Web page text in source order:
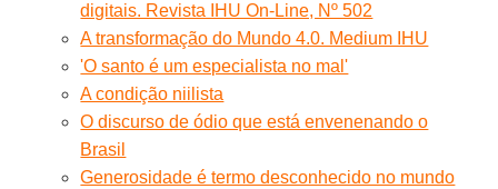
digitais. Revista IHU On-Line, Nº 502
A transformação do Mundo 4.0. Medium IHU
'O santo é um especialista no mal'
A condição niilista
O discurso de ódio que está envenenando o
Brasil
Generosidade é termo desconhecido no mundo